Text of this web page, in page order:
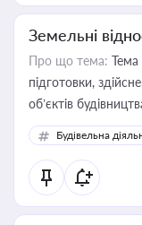
Земельні
Про що тема: Тема
підготовки,
об’єктів
Будівельна